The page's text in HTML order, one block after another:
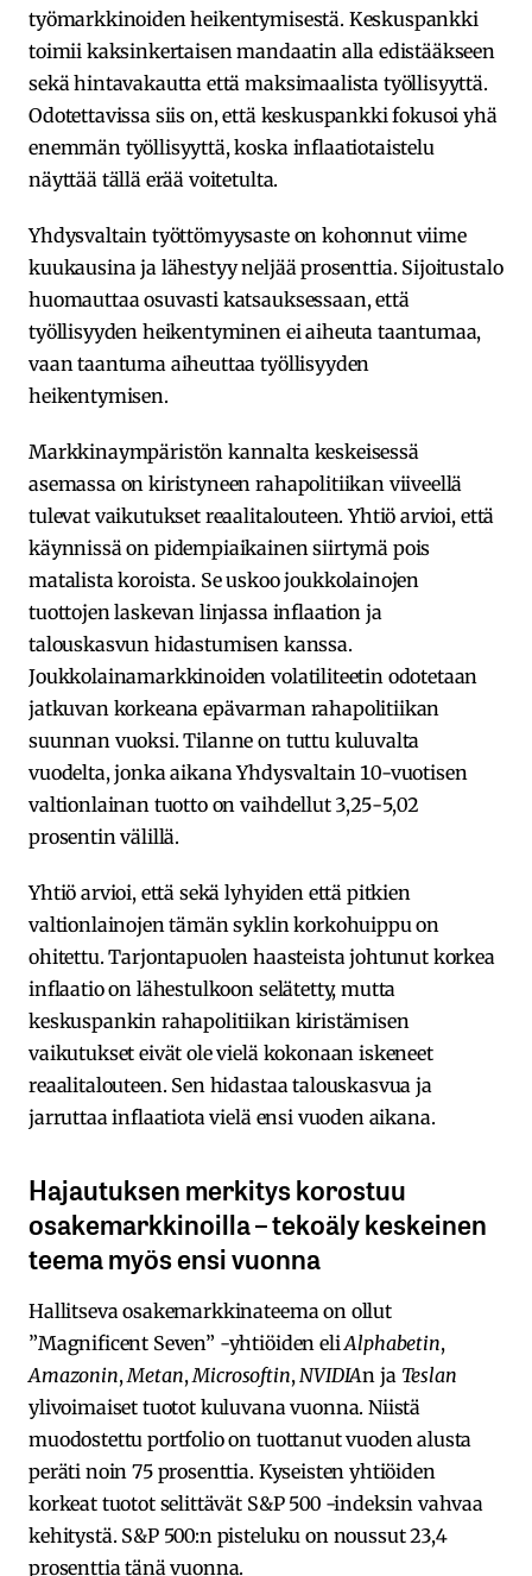
työmarkkinoiden heikentymisestä. Keskuspankki
toimii kaksinkertaisen mandaatin alla edistääkseen
sekä hintavakautta että maksimaalista työllisyyttä.
Odotettavissa siis on, että keskuspankki fokusoi yhä
enemmän työllisyyttä, koska inflaatiotaistelu
näyttää tällä erää voitetulta.
Yhdysvaltain työttömyysaste on kohonnut viime
kuukausina ja lähestyy neljää prosenttia. Sijoitustalo
huomauttaa osuvasti katsauksessaan, että
työllisyyden heikentyminen ei aiheuta taantumaa,
vaan taantuma aiheuttaa työllisyyden
heikentymisen.
Markkinaympäristön kannalta keskeisessä
asemassa on kiristyneen rahapolitiikan viiveellä
tulevat vaikutukset reaalitalouteen. Yhtiö arvioi, että
käynnissä on pidempiaikainen siirtymä pois
matalista koroista. Se uskoo joukkolainojen
tuottojen laskevan linjassa inflaation ja
talouskasvun hidastumisen kanssa.
Joukkolainamarkkinoiden volatiliteetin odotetaan
jatkuvan korkeana epävarman rahapolitiikan
suunnan vuoksi. Tilanne on tuttu kuluvalta
vuodelta, jonka aikana Yhdysvaltain 10-vuotisen
valtionlainan tuotto on vaihdellut 3,25-5,02
prosentin välillä.
Yhtiö arvioi, että sekä lyhyiden että pitkien
valtionlainojen tämän syklin korkohuippu on
ohitettu. Tarjontapuolen haasteista johtunut korkea
inflaatio on lähestulkoon selätetty, mutta
keskuspankin rahapolitiikan kiristämisen
vaikutukset eivät ole vielä kokonaan iskeneet
reaalitalouteen. Sen hidastaa talouskasvua ja
jarruttaa inflaatiota vielä ensi vuoden aikana.
Hajautuksen merkitys korostuu
osakemarkkinoilla – tekoäly keskeinen
teema myös ensi vuonna
Hallitseva osakemarkkinateema on ollut
”Magnificent Seven” -yhtiöiden eliAlphabetin,
Amazonin, Metan, Microsoftin, NVIDIAn ja Teslan
ylivoimaiset tuotot kuluvana vuonna. Niistä
muodostettu portfolio on tuottanut vuoden alusta
peräti noin 75 prosenttia. Kyseisten yhtiöiden
korkeat tuotot selittävät S&P 500 -indeksin vahvaa
kehitystä. S&P 500:n pisteluku on noussut 23,4
prosenttia tänä vuonna.